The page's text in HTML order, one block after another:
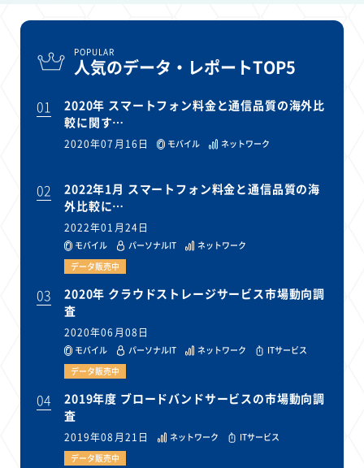
POPULAR
人気のデータ・レポートTOP5
01
2020年 スマートフォン料金と通信品質の海外比
較に関す…
2020年07月16日 モバイル ネットワーク
02
2022年1月 スマートフォン料金と通信品質の海
外比較に…
2022年01月24日
モバイル パーソナルIT
ネットワーク
データ販売中
03
2020年 クラウドストレージサービス市場動向調
査
2020年06月08日
モバイル パーソナルIT ネットワーク
ITサービス
データ販売中
04
2019年度 ブロードバンドサービスの市場動向調
査
2019年08月21日 ネットワーク
ITサービス
データ販売中